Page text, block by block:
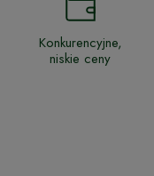
Konkurencyjne,
niskie ceny